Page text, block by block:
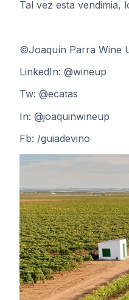
Tal vez esta vendimia,
©Joaquín Parra Wine
LinkedIn: @wineup
Tw: @ecatas
In: @joaquinwineup
Fb: /guiadevino